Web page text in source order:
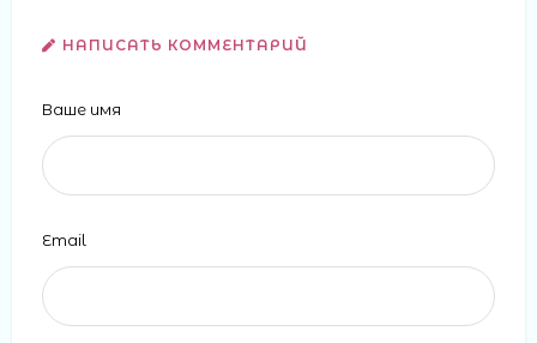
НАПИСАТЬ КОММЕНТАРИЙ
Ваше имя
Email